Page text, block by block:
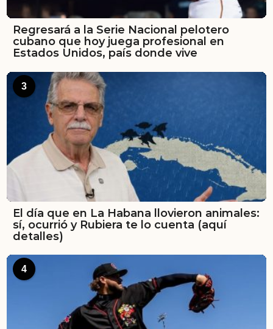
Regresará a la Serie Nacional pelotero
cubano que hoy juega profesional en
Estados Unidos, país donde vive
3
El día que en La Habana llovieron animales:
sí, ocurrió y Rubiera te lo cuenta (aquí
detalles)
4